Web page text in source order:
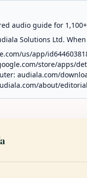
audio guide for
Solutions Ltd.
us/app/
store/apps/
audiala.com/
about/